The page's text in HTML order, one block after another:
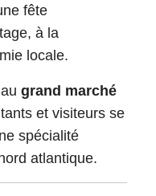
fête
à la
locale.
grand marché
et visiteurs se
spécialité
atlantique.